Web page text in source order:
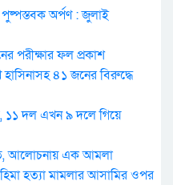
পুষ্পস্তবক অর্পণ : জুলাই
পরীক্ষার ফল প্রকাশ
হাসিনাসহ ৪১ জনের বিরুদ্ধে
১১ দল এখন ৯ দলে গিয়ে
আলোচনায় এক আমলা
হত্যা মামলার আসামির ওপর